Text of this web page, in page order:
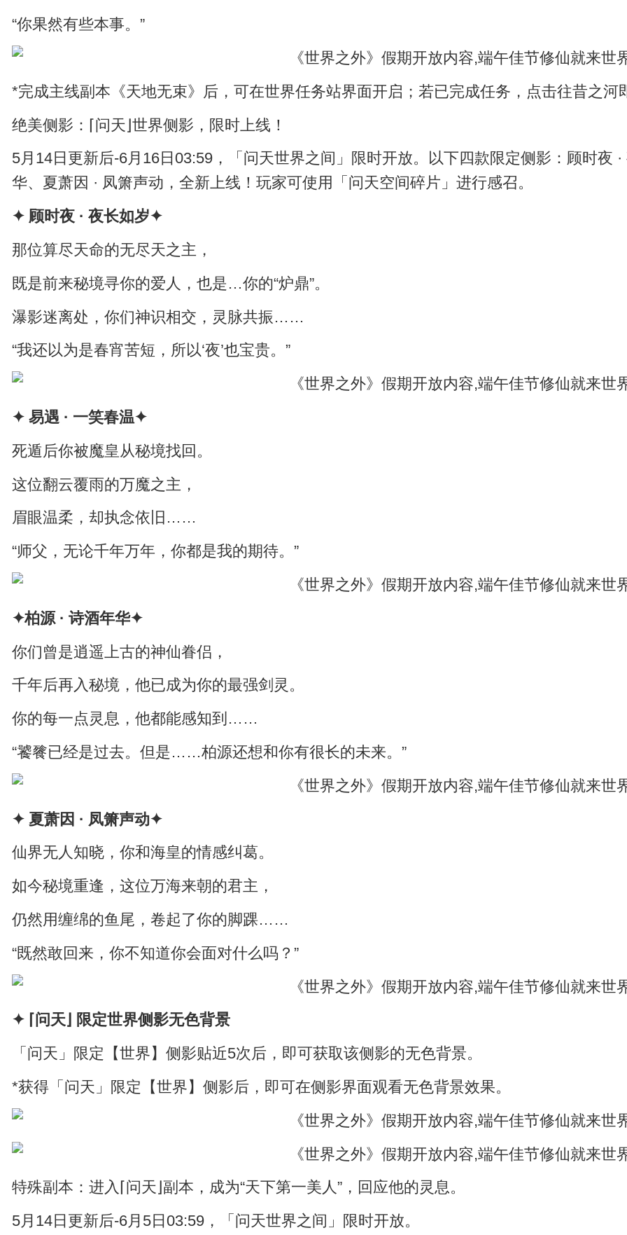
“你果然有些本事。”
*完成主线副本《天地无束》后，可在世界任务站界面开启；若已完成任务，点击往昔之河
绝美侧影：⌈问天⌋世界侧影，限时上线！
5月14日更新后-6月16日03:59，「问天世界之间」限时开放。以下四款限定侧影：顾时夜
华、夏萧因 · 凤箫声动，全新上线！玩家可使用「问天空间碎片」进行感召。
✦ 顾时夜 · 夜长如岁✦
那位算尽天命的无尽天之主，
既是前来秘境寻你的爱人，也是…你的“炉鼎”。
瀑影迷离处，你们神识相交，灵脉共振……
“我还以为是春宵苦短，所以‘夜’也宝贵。”
✦ 易遇 · 一笑春温✦
死遁后你被魔皇从秘境找回。
这位翻云覆雨的万魔之主，
眉眼温柔，却执念依旧……
“师父，无论千年万年，你都是我的期待。”
✦柏源 · 诗酒年华✦
你们曾是逍遥上古的神仙眷侣，
千年后再入秘境，他已成为你的最强剑灵。
你的每一点灵息，他都能感知到……
“饕餮已经是过去。但是……柏源还想和你有很长的未来。”
✦ 夏萧因 · 凤箫声动✦
仙界无人知晓，你和海皇的情感纠葛。
如今秘境重逢，这位万海来朝的君主，
仍然用缠绵的鱼尾，卷起了你的脚踝……
“既然敢回来，你不知道你会面对什么吗？”
✦ ⌈问天⌋ 限定世界侧影无色背景
「问天」限定【世界】侧影贴近5次后，即可获取该侧影的无色背景。
*获得「问天」限定【世界】侧影后，即可在侧影界面观看无色背景效果。
特殊副本：进入⌈问天⌋副本，成为“天下第一美人”，回应他的灵息。
5月14日更新后-6月5日03:59，「问天世界之间」限时开放。